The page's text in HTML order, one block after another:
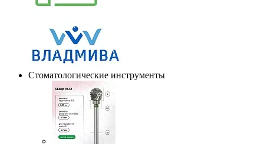
Стоматологические инструменты